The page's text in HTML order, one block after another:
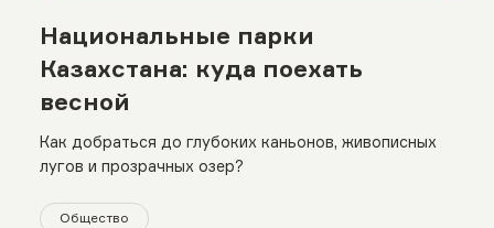
Национальные парки
Казахстана: куда поехать
весной
Как добраться до глубоких каньонов, живописных
лугов и прозрачных озер?
Общество